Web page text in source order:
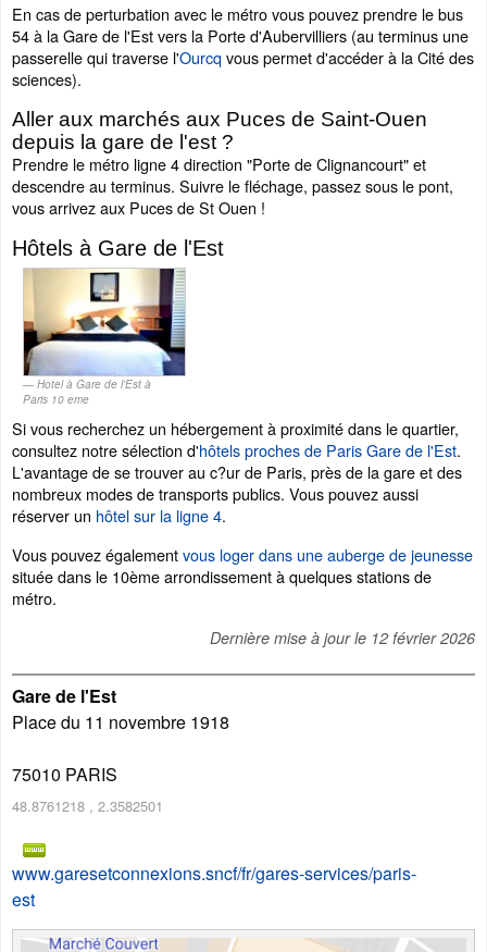
En cas de perturbation avec le métro vous pouvez prendre le bus
54 à la Gare de l'Est vers la Porte d'Aubervilliers (au terminus une
passerelle qui traverse l'Ourcqvous permet d'accéder à la Cité des
sciences).
Aller aux marchés aux Puces de Saint-Ouen
depuis la gare de l'est ?
Prendre le métro ligne 4 direction "Porte de Clignancourt" et
descendre au terminus. Suivre le fléchage, passez sous le pont,
vous arrivez aux Puces de St Ouen !
Hôtels à Gare de l'Est
Hotel à Gare de l'Est à
Paris 10 eme
Si vous recherchez un hébergement à proximité dans le quartier,
consultez notre sélection d'hôtels proches de Paris Gare de l'Est.
L'avantage de se trouver au c?ur de Paris, près de la gare et des
nombreux modes de transports publics. Vous pouvez aussi
réserver un hôtel sur la ligne 4.
Vous pouvez égalementvous loger dans une auberge de jeunesse
située dans le 10ème arrondissement à quelques stations de
métro.
Dernière mise à jour le 12 février 2026
Gare de l'Est
Place du 11 novembre 1918
75010 PARIS
48.8761218 , 2.3582501
www.garesetconnexions.sncf/fr/gares-services/paris-
est